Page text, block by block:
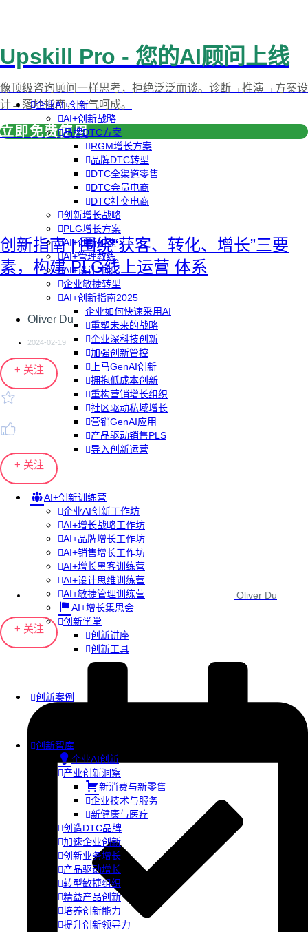
企业AI+创新
AI+创新战略
品牌DTC方案
RGM增长方案
品牌DTC转型
DTC全渠道零售
DTC会员电商
DTC社交电商
创新增长战略
PLG增长方案
AI+创新加速
AI+管理教练
AI+设计冲刺
企业敏捷转型
AI+创新指南2025
企业如何快速采用AI
重塑未来的战略
企业深科技创新
加强创新管控
上马GenAI创新
拥抱低成本创新
重构营销增长组织
社区驱动私域增长
营销GenAI应用
产品驱动销售PLS
导入创新运营
AI+创新训练营
企业AI创新工作坊
AI+增长战略工作坊
AI+品牌增长工作坊
AI+销售增长工作坊
AI+增长黑客训练营
AI+设计思维训练营
AI+敏捷管理训练营
AI+增长集思会
创新学堂
创新讲座
创新工具
创新案例
创新智库
企业AI创新
产业创新洞察
新消费与新零售
企业技术与服务
新健康与医疗
创造DTC品牌
加速企业创新
创新业务增长
产品驱动增长
转型敏捷组织
精益产品创新
培养创新能力
提升创新领导力
Upskill Pro - 您的AI顾问上线
像顶级咨询顾问一样思考，拒绝泛泛而谈。诊断→推演→方案设
计→落地指南，一气呵成。
立即免费使用
创新指南 | 围绕“获客、转化、增长”三要
素，构建 PLG线上运营 体系
Oliver Du
2024-02-19
+ 关注
+ 关注
Oliver Du
+ 关注